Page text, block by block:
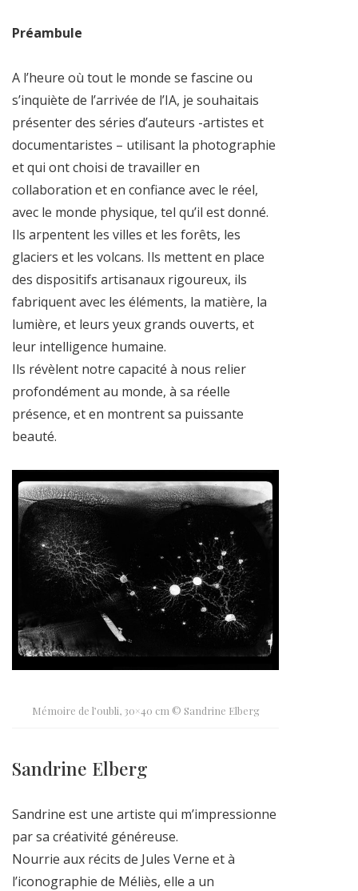
Préambule
A l’heure où tout le monde se fascine ou
s’inquiète de l’arrivée de l’IA, je souhaitais
présenter des séries d’auteurs -artistes et
documentaristes – utilisant la photographie
et qui ont choisi de travailler en
collaboration et en confiance avec le réel,
avec le monde physique, tel qu’il est donné.
Ils arpentent les villes et les forêts, les
glaciers et les volcans. Ils mettent en place
des dispositifs artisanaux rigoureux, ils
fabriquent avec les éléments, la matière, la
lumière, et leurs yeux grands ouverts, et
leur intelligence humaine.
Ils révèlent notre capacité à nous relier
profondément au monde, à sa réelle
présence, et en montrent sa puissante
beauté.
Mémoire de l’oubli, 30×40 cm © Sandrine Elberg
Sandrine Elberg
Sandrine est une artiste qui m’impressionne
par sa créativité généreuse.
Nourrie aux récits de Jules Verne et à
l’iconographie de Méliès, elle a un